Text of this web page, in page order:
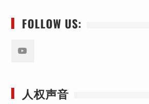
FOLLOW US:
人权声音